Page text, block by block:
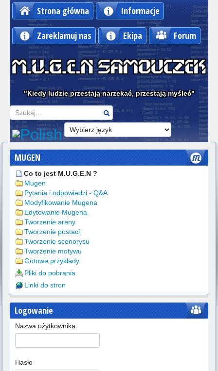
Strona główna Informacje
Zareklamuj nas Ekipa Forum
"Kiedy ludzie przestają narzekać, przestają myśleć"
Szukaj
MUGEN
Co to jest M.U.G.E.N ?
Mugen
Pytania i odpowiedzi - Q&A
Modyfikowanie Mugena
Edytowanie Mugena
Tworzenie areny
Tworzenie postaci
Tworzenie scenorysu
Tworzenie motywu
Gotowe przykłady
Pliki do pobrania
Linki do stron
Logowanie
Nazwa użytkownika
Hasło